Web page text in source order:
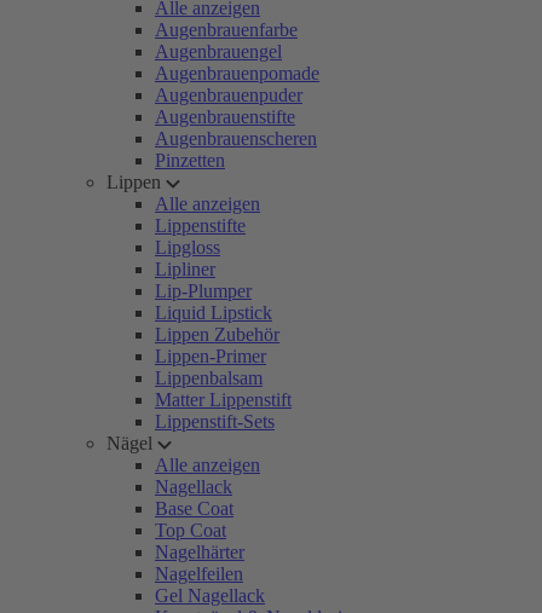
Alle anzeigen
Augenbrauenfarbe
Augenbrauengel
Augenbrauenpomade
Augenbrauenpuder
Augenbrauenstifte
Augenbrauenscheren
Pinzetten
Lippen
Alle anzeigen
Lippenstifte
Lipgloss
Lipliner
Lip-Plumper
Liquid Lipstick
Lippen Zubehör
Lippen-Primer
Lippenbalsam
Matter Lippenstift
Lippenstift-Sets
Nägel
Alle anzeigen
Nagellack
Base Coat
Top Coat
Nagelhärter
Nagelfeilen
Gel Nagellack